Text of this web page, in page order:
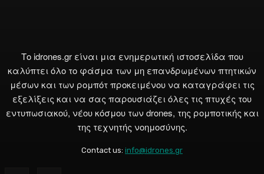
Το idrones.gr είναι μια ενημερωτική ιστοσελίδα που
καλύπτει όλο το φάσμα των μη επανδρωμένων πτητικών
μέσων και των ρομπότ προκειμένου να καταγράφει τις
εξελίξεις και να σας παρουσιάζει όλες τις πτυχές του
εντυπωσιακού, νέου κόσμου των drones, της ρομποτικής και
της τεχνητής νοημοσύνης.
Contact us: info@idrones.gr